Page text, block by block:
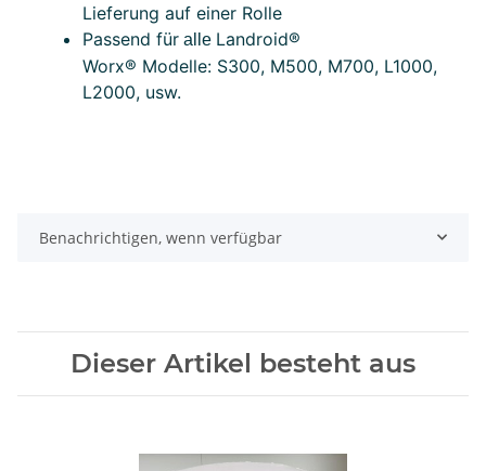
Lieferung auf einer Rolle
Passend für alle Landroid®
Worx® Modelle: S300, M500, M700, L1000,
L2000, usw.
Benachrichtigen, wenn verfügbar
Dieser Artikel besteht aus